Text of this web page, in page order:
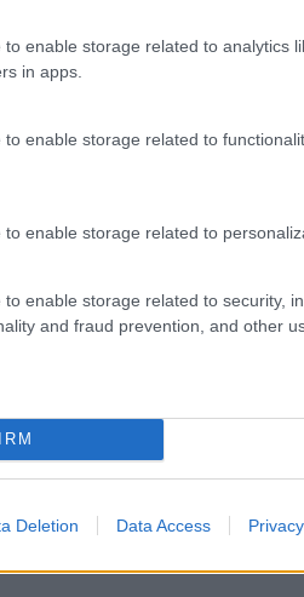
enable storage related to analytics
in apps.
to enable storage related to
enable storage related to
enable storage related to security,
and fraud prevention, and other
Deletion Data Access